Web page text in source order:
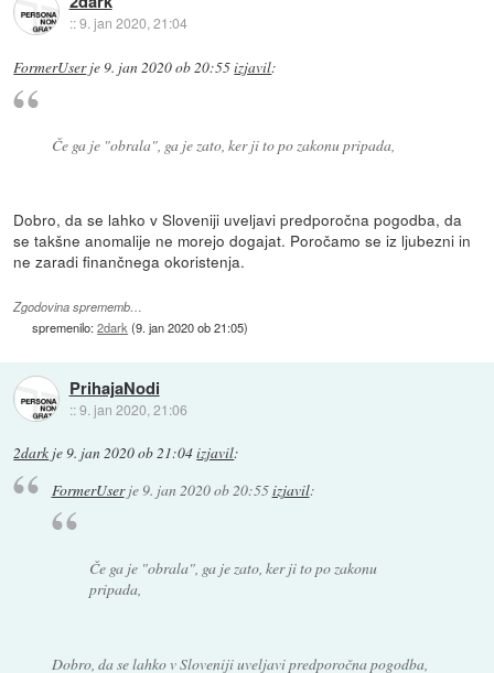
::9. jan 2020, 21:04
FormerUserje9. jan 2020 ob 20:55izjavil:
Če ga je "obrala", ga je zato, ker ji to po zakonu pripada,
Dobro, da se lahko v Sloveniji uveljavi predporočna pogodba, da
se takšne anomalije ne morejo dogajat. Poročamo se iz ljubezni in
ne zaradi finančnega okoristenja.
Zgodovina sprememb…
spremenilo:2dark(9. jan 2020 ob 21:05)
PrihajaNodi
::9. jan 2020, 21:06
2dark je9. jan 2020 ob 21:04izjavil:
FormerUserje9. jan 2020 ob 20:55izjavil:
Če ga je "obrala", ga je zato, ker ji to po zakonu
pripada,
Dobro, da se lahko v Sloveniji uveljavi predporočna pogodba,